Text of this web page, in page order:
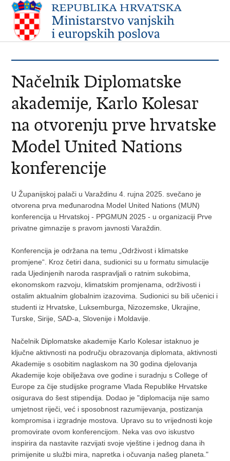
Načelnik Diplomatske
akademije, Karlo Kolesar
na otvorenju prve hrvatske
Model United Nations
konferencije
U Županijskoj palači u Varaždinu 4. rujna 2025. svečano je
otvorena prva međunarodna Model United Nations (MUN)
konferencija u Hrvatskoj - PPGMUN 2025 - u organizaciji Prve
privatne gimnazije s pravom javnosti Varaždin.
Konferencija je održana na temu „Održivost i klimatske
promjene“. Kroz četiri dana, sudionici su u formatu simulacije
rada Ujedinjenih naroda raspravljali o ratnim sukobima,
ekonomskom razvoju, klimatskim promjenama, održivosti i
ostalim aktualnim globalnim izazovima. Sudionici su bili učenici i
studenti iz Hrvatske, Luksemburga, Nizozemske, Ukrajine,
Turske, Sirije, SAD-a, Slovenije i Moldavije.
Načelnik Diplomatske akademije Karlo Kolesar istaknuo je
ključne aktivnosti na području obrazovanja diplomata, aktivnosti
Akademije s osobitim naglaskom na 30 godina djelovanja
Akademije koje obilježava ove godine i suradnju s College of
Europe za čije studijske programe Vlada Republike Hrvatske
osigurava do šest stipendija. Dodao je "diplomacija nije samo
umjetnost riječi, već i sposobnost razumijevanja, postizanja
kompromisa i izgradnje mostova. Upravo su to vrijednosti koje
promovirate ovom konferencijom. Neka vas ovo iskustvo
inspirira da nastavite razvijati svoje vještine i jednog dana ih
primijenite u službi mira, napretka i očuvanja našeg planeta."